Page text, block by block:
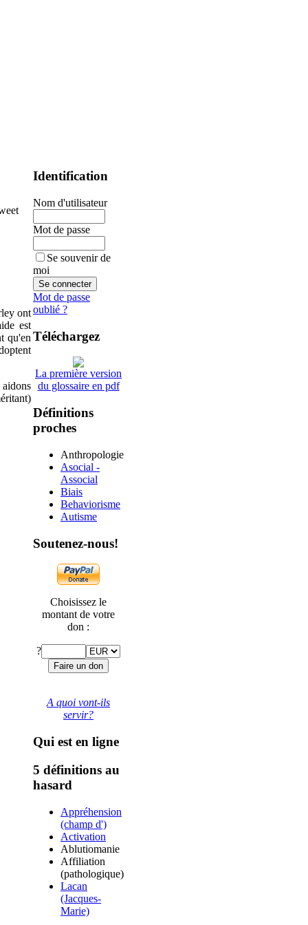
ont
est
qu'en
Identification
Nom d'utilisateur
Mot de passe
Se souvenir de
moi
Mot de passe
oublié ?
Téléchargez
La première version
du glossaire en pdf
Définitions
proches
Anthropologie
Asocial -
Associal
Biais
Behaviorisme
Autisme
Soutenez-nous!
Choisissez le
montant de votre
don :
?
A quoi vont-ils
servir?
Qui est en ligne
5 définitions au
hasard
Appréhension
(champ d')
Activation
Ablutiomanie
Affiliation
(pathologique)
Lacan
(Jacques-
Marie)